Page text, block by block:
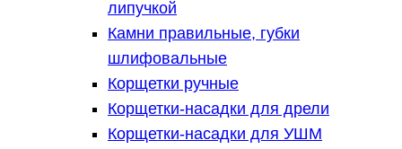
липучкой
Камни правильные, губки
шлифовальные
Корщетки ручные
Корщетки-насадки для дрели
Корщетки-насадки для УШМ